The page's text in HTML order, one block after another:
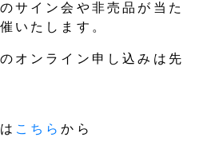
サイン会や非売品が当た
いたします。
オンライン申し込みは先
こちらから